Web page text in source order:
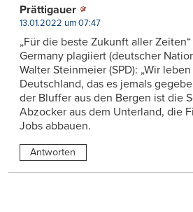
Prättigauer
13.01.2022 um 07:47
„Für die beste Zukunft aller
Germany plagiiert (deutscher
Walter Steinmeier (SPD): „Wir
Deutschland, das es jemals
der Bluffer aus den Bergen ist die
Abzocker aus dem Unterland, die
Jobs abbauen.
Antworten